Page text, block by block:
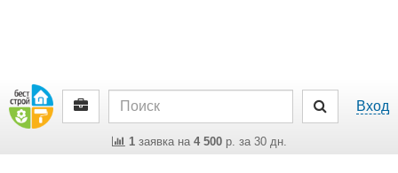
Вход
1заявка на 4 500р. за 30 дн.